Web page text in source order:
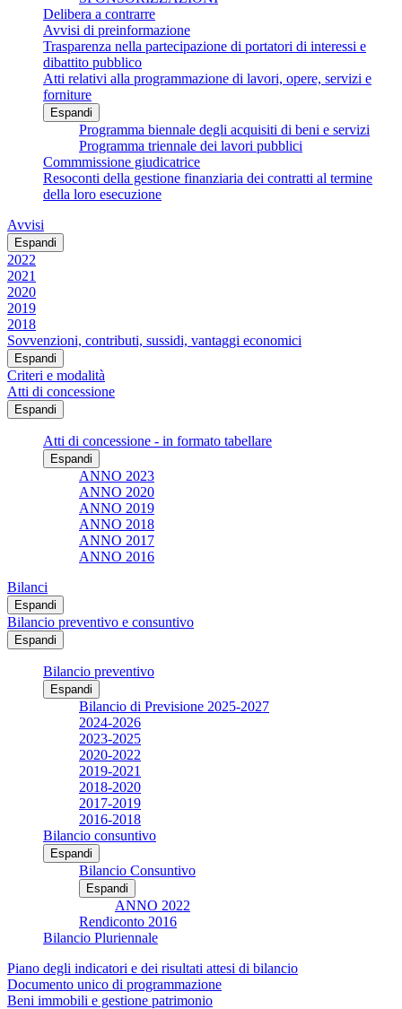
Delibera a contrarre
Avvisi di preinformazione
Trasparenza nella partecipazione di portatori di interessi e
dibattito pubblico
Atti relativi alla programmazione di lavori, opere, servizi e
forniture
Espandi
Programma biennale degli acquisiti di beni e servizi
Programma triennale dei lavori pubblici
Commmissione giudicatrice
Resoconti della gestione finanziaria dei contratti al termine
della loro esecuzione
Avvisi
Espandi
2022
2021
2020
2019
2018
Sovvenzioni, contributi, sussidi, vantaggi economici
Espandi
Criteri e modalità
Atti di concessione
Espandi
Atti di concessione - in formato tabellare
Espandi
ANNO 2023
ANNO 2020
ANNO 2019
ANNO 2018
ANNO 2017
ANNO 2016
Bilanci
Espandi
Bilancio preventivo e consuntivo
Espandi
Bilancio preventivo
Espandi
Bilancio di Previsione 2025-2027
2024-2026
2023-2025
2020-2022
2019-2021
2018-2020
2017-2019
2016-2018
Bilancio consuntivo
Espandi
Bilancio Consuntivo
Espandi
ANNO 2022
Rendiconto 2016
Bilancio Pluriennale
Piano degli indicatori e dei risultati attesi di bilancio
Documento unico di programmazione
Beni immobili e gestione patrimonio